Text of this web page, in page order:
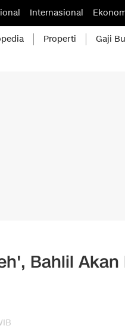
Internasional
Properti Gaji
Bahlil